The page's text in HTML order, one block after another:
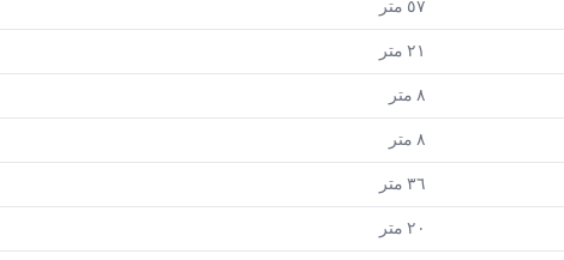
٥٧ متر
٢١ متر
٨ متر
٨ متر
٣٦ متر
٢٠ متر